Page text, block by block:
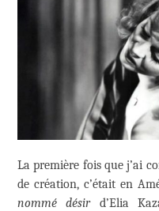
La première fois que j’ai
de création, c’était en
nommé désird’Elia